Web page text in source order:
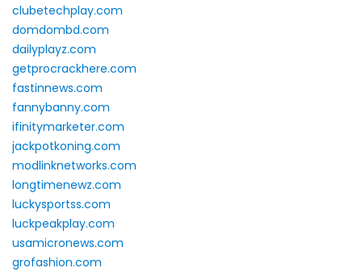
clubetechplay.com
domdombd.com
dailyplayz.com
getprocrackhere.com
fastinnews.com
fannybanny.com
ifinitymarketer.com
jackpotkoning.com
modlinknetworks.com
longtimenewz.com
luckysportss.com
luckpeakplay.com
usamicronews.com
grofashion.com